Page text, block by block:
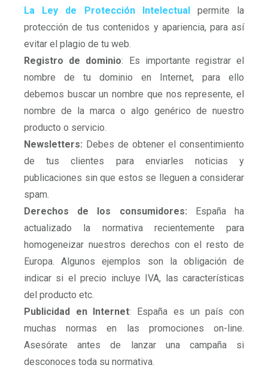
La Ley de Protección Intelectualpermite la
protección de tus contenidos y apariencia, para así
evitar el plagio de tu web.
Registro de dominio: Es importante registrar el
nombre de tu dominio en Internet, para ello
debemos buscar un nombre que nos represente, el
nombre de la marca o algo genérico de nuestro
producto o servicio.
Newsletters: Debes de obtener el consentimiento
de tus clientes para enviarles noticias y
publicaciones sin que estos se lleguen a considerar
spam.
Derechos de los consumidores: España ha
actualizado la normativa recientemente para
homogeneizar nuestros derechos con el resto de
Europa. Algunos ejemplos son la obligación de
indicar si el precio incluye IVA, las características
del producto etc.
Publicidad en Internet: España es un país con
muchas normas en las promociones on-line.
Asesórate antes de lanzar una campaña si
desconoces toda su normativa.